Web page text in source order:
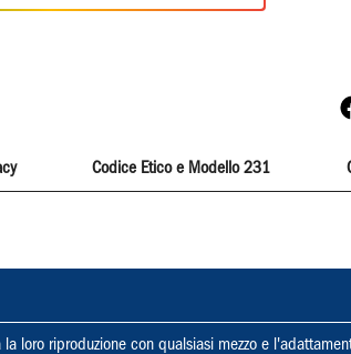
Codice Etico e Modello 231
loro riproduzione con qualsiasi mezzo e